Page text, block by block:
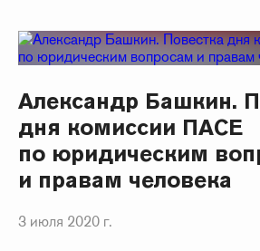
Александр Башкин.
дня комиссии ПАСЕ
по юридическим
и правам человека
3 июля 2020 г.